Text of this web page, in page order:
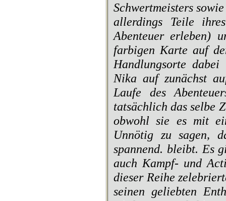
Schwertmeisters
allerdings Teile
Abenteuer erleben)
farbigen Karte auf
Handlungsorte
Nika auf zunächst
Laufe des
tatsächlich das selbe
obwohl sie es mit
Unnötig zu sagen,
spannend. bleibt. Es
auch Kampf- und
dieser Reihe
seinen geliebten